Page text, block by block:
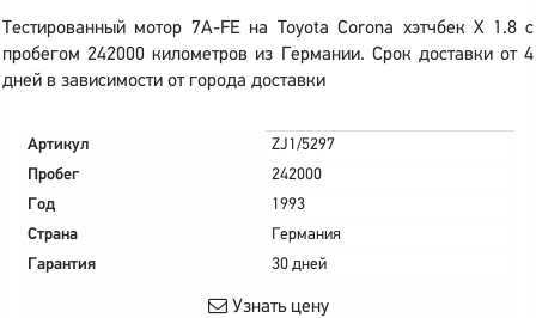
Тестированный мотор 7A-FE на Toyota Corona хэтчбек X 1.8 с
пробегом 242000 километров из Германии. Срок доставки от 4
дней в зависимости от города доставки
Артикул
ZJ1/5297
Пробег
242000
Год
1993
Страна
Германия
Гарантия
30 дней
Узнать цену